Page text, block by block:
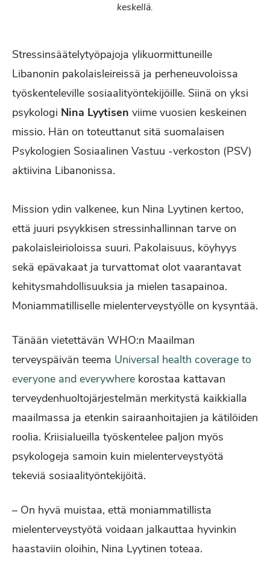
keskellä.
Stressinsäätelytyöpajoja ylikuormittuneille
Libanonin pakolaisleireissä ja perheneuvoloissa
työskenteleville sosiaalityöntekijöille. Siinä on yksi
psykologi Nina Lyytisen viime vuosien keskeinen
missio. Hän on toteuttanut sitä suomalaisen
Psykologien Sosiaalinen Vastuu -verkoston (PSV)
aktiivina Libanonissa.
Mission ydin valkenee, kun Nina Lyytinen kertoo,
että juuri psyykkisen stressinhallinnan tarve on
pakolaisleirioloissa suuri. Pakolaisuus, köyhyys
sekä epävakaat ja turvattomat olot vaarantavat
kehitysmahdollisuuksia ja mielen tasapainoa.
Moniammatilliselle mielenterveystyölle on kysyntää.
Tänään vietettävän WHO:n Maailman
terveyspäivän teema Universal health coverage to
everyone and everywhere korostaa kattavan
terveydenhuoltojärjestelmän merkitystä kaikkialla
maailmassa ja etenkin sairaanhoitajien ja kätilöiden
roolia. Kriisialueilla työskentelee paljon myös
psykologeja samoin kuin mielenterveystyötä
tekeviä sosiaalityöntekijöitä.
– On hyvä muistaa, että moniammatillista
mielenterveystyötä voidaan jalkauttaa hyvinkin
haastaviin oloihin, Nina Lyytinen toteaa.